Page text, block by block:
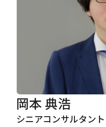
JP
岡本 典浩
シニアコンサルタント